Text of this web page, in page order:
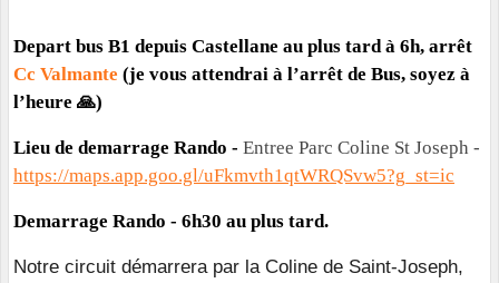
Depart bus B1 depuis Castellane au plus tard à 6h, arrêt
Cc Valmante (je vous attendrai à l’arrêt de Bus, soyez à
l’heure 🙏)
Lieu de demarrage Rando - Entree Parc Coline St Joseph -
https://maps.app.goo.gl/uFkmvth1qtWRQSvw5?g_st=ic
Demarrage Rando - 6h30 au plus tard.
Notre circuit démarrera par la Coline de Saint-Joseph,